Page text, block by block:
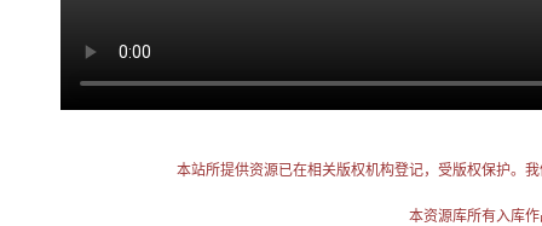
本站所提供资源已在相关版权机构登记，受版权保护。
本资源库所有入库